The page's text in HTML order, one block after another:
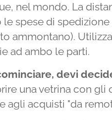
nel mondo. La
spese di
ammontano).
ad ambo le parti.
devi
una vetrina con gli
agli acquisti "da